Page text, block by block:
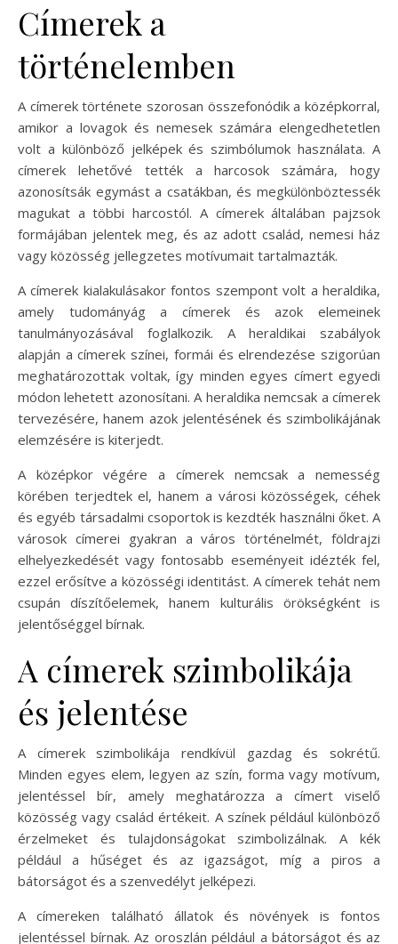
Címerek a
történelemben
A címerek története szorosan összefonódik a középkorral,
amikor a lovagok és nemesek számára elengedhetetlen
volt a különböző jelképek és szimbólumok használata. A
címerek lehetővé tették a harcosok számára, hogy
azonosítsák egymást a csatákban, és megkülönböztessék
magukat a többi harcostól. A címerek általában pajzsok
formájában jelentek meg, és az adott család, nemesi ház
vagy közösség jellegzetes motívumait tartalmazták.
A címerek kialakulásakor fontos szempont volt a heraldika,
amely tudományág a címerek és azok elemeinek
tanulmányozásával foglalkozik. A heraldikai szabályok
alapján a címerek színei, formái és elrendezése szigorúan
meghatározottak voltak, így minden egyes címert egyedi
módon lehetett azonosítani. A heraldika nemcsak a címerek
tervezésére, hanem azok jelentésének és szimbolikájának
elemzésére is kiterjedt.
A középkor végére a címerek nemcsak a nemesség
körében terjedtek el, hanem a városi közösségek, céhek
és egyéb társadalmi csoportok is kezdték használni őket. A
városok címerei gyakran a város történelmét, földrajzi
elhelyezkedését vagy fontosabb eseményeit idézték fel,
ezzel erősítve a közösségi identitást. A címerek tehát nem
csupán díszítőelemek, hanem kulturális örökségként is
jelentőséggel bírnak.
A címerek szimbolikája
és jelentése
A címerek szimbolikája rendkívül gazdag és sokrétű.
Minden egyes elem, legyen az szín, forma vagy motívum,
jelentéssel bír, amely meghatározza a címert viselő
közösség vagy család értékeit. A színek például különböző
érzelmeket és tulajdonságokat szimbolizálnak. A kék
például a hűséget és az igazságot, míg a piros a
bátorságot és a szenvedélyt jelképezi.
A címereken található állatok és növények is fontos
jelentéssel bírnak. Az oroszlán például a bátorságot és az